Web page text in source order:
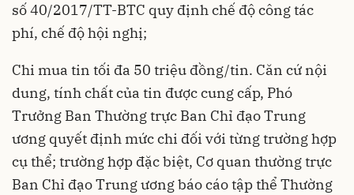
số 40/2017/TT-BTC quy định chế độ công tác
phí, chế độ hội nghị;
Chi mua tin tối đa 50 triệu đồng/tin. Căn cứ nội
dung, tính chất của tin được cung cấp, Phó
Trưởng Ban Thường trực Ban Chỉ đạo Trung
ương quyết định mức chi đối với từng trường hợp
cụ thể; trường hợp đặc biệt, Cơ quan thường trực
Ban Chỉ đạo Trung ương báo cáo tập thể Thường